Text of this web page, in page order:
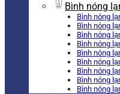
Bình nóng
Bình nóng
Bình nóng
Bình nóng
Bình nóng
Bình nóng
Bình nóng
Bình nóng
Bình nóng
Bình nóng